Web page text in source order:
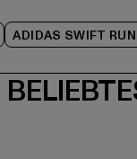
ADIDAS SWIFT RUN